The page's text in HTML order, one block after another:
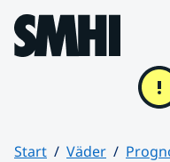
Hoppa till sidans innehåll
Start Väder